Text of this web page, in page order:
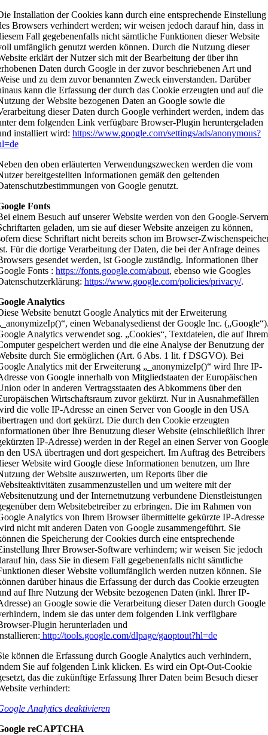
Installation der Cookies kann durch eine entsprechende Einstellung
Browsers verhindert werden; wir weisen jedoch darauf hin, dass in
Fall gegebenenfalls nicht sämtliche Funktionen dieser Website
umfänglich genutzt werden können. Durch die Nutzung dieser
erklärt der Nutzer sich mit der Bearbeitung der über ihn
Daten durch Google in der zuvor beschriebenen Art und
und zu dem zuvor benannten Zweck einverstanden. Darüber
kann die Erfassung der durch das Cookie erzeugten und auf die
der Website bezogenen Daten an Google sowie die
dieser Daten durch Google verhindert werden, indem das
dem folgenden Link verfügbare Browser-Plugin heruntergeladen
installiert wird:https://www.google.com/settings/ads/anonymous?
den oben erläuterten Verwendungszwecken werden die vom
bereitgestellten Informationen gemäß den geltenden
von Google genutzt.
Fonts
einem Besuch auf unserer Website werden von den Google-
geladen, um sie auf dieser Website anzeigen zu können,
diese Schriftart nicht bereits schon im Browser-
Für die dortige Verarbeitung der Daten, die bei der Anfrage deines
gesendet werden, ist Google zuständig. Informationen über
Fonts :https://fonts.google.com/about, ebenso wie Googles
https://www.google.com/policies/privacy/.
Analytics
Website benutzt Google Analytics mit der Erweiterung
einen Webanalysedienst der Google Inc.
Analytics verwendet sog. „Cookies“, Textdateien, die auf Ihrem
gespeichert werden und die eine Analyse der Benutzung der
durch Sie ermöglichen (Art. 6 Abs. 1 lit. f DSGVO). Bei
Analytics mit der Erweiterung „_anonymizeIp()“ wird Ihre IP-
von Google innerhalb von Mitgliedstaaten der Europäischen
oder in anderen Vertragsstaaten des Abkommens über den
Wirtschaftsraum zuvor gekürzt. Nur in Ausnahmefällen
die volle IP-Adresse an einen Server von Google in den USA
und dort gekürzt. Die durch den Cookie erzeugten
über Ihre Benutzung dieser Website (einschließlich Ihrer
IP-Adresse) werden in der Regel an einen Server von
den USA übertragen und dort gespeichert. Im Auftrag des Betreibers
Website wird Google diese Informationen benutzen, um Ihre
der Website auszuwerten, um Reports über die
zusammenzustellen und um weitere mit der
und der Internetnutzung verbundene Dienstleistungen
dem Websitebetreiber zu erbringen. Die im Rahmen von
Analytics von Ihrem Browser übermittelte gekürzte IP-Adresse
nicht mit anderen Daten von Google zusammengeführt. Sie
die Speicherung der Cookies durch eine entsprechende
Ihrer Browser-Software verhindern; wir weisen Sie jedoch
hin, dass Sie in diesem Fall gegebenenfalls nicht sämtliche
dieser Website vollumfänglich werden nutzen können. Sie
darüber hinaus die Erfassung der durch das Cookie erzeugten
auf Ihre Nutzung der Website bezogenen Daten (inkl. Ihrer IP-
an Google sowie die Verarbeitung dieser Daten durch Google
indem sie das unter dem folgenden Link verfügbare
Plugin herunterladen und
http://tools.google.com/dlpage/gaoptout?hl=de
können die Erfassung durch Google Analytics auch verhindern,
Sie auf folgenden Link klicken. Es wird ein Opt-Out-Cookie
das die zukünftige Erfassung Ihrer Daten beim Besuch dieser
verhindert:
Analytics deaktivieren
reCAPTCHA